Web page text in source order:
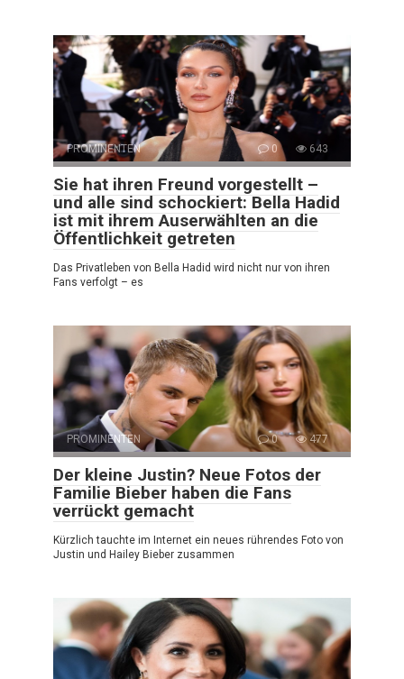
PROMINENTEN 0 643
Sie hat ihren Freund vorgestellt –
und alle sind schockiert: Bella Hadid
ist mit ihrem Auserwählten an die
Öffentlichkeit getreten
Das Privatleben von Bella Hadid wird nicht nur von ihren
Fans verfolgt – es
PROMINENTEN 0 477
Der kleine Justin? Neue Fotos der
Familie Bieber haben die Fans
verrückt gemacht
Kürzlich tauchte im Internet ein neues rührendes Foto von
Justin und Hailey Bieber zusammen